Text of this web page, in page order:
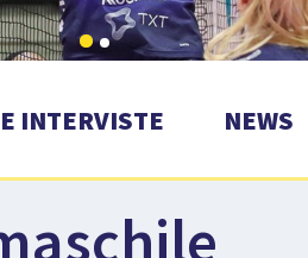
INTERVISTE NEWS